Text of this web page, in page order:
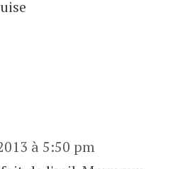
à 5:50 pm